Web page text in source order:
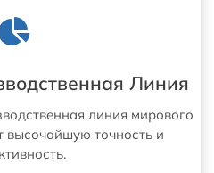
Линия
линия мирового
высочайшую точность и